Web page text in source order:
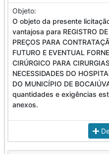
Objeto:
O objeto da presente
vantajosa para REGISTRO
PREÇOS PARA
FUTURO E EVENTUAL
CIRÚRGICO PARA
NECESSIDADES DO
DO MUNICÍPIO DE
quantidades e exigências
anexos.